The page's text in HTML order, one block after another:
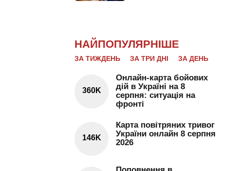
НАЙПОПУЛЯРНІШЕ
ЗА ТИЖДЕНЬ ЗА ТРИ ДНІ ЗА ДЕНЬ
360K
Онлайн-карта бойових
дій в Україні на 8
серпня: ситуація на
фронті
146K
Карта повітряних тривог
України онлайн 8 серпня
2026